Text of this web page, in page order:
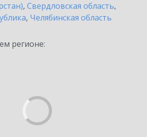
, Свердловская область,
, Челябинская область
регионе: